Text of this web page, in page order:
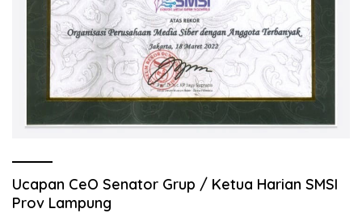
Ucapan CeO Senator Grup / Ketua Harian SMSI
Prov Lampung